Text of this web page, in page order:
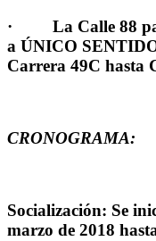
· La Calle 88
a ÚNICO
Carrera 49C hasta
CRONOGRAMA:
Socialización: Se
marzo de 2018